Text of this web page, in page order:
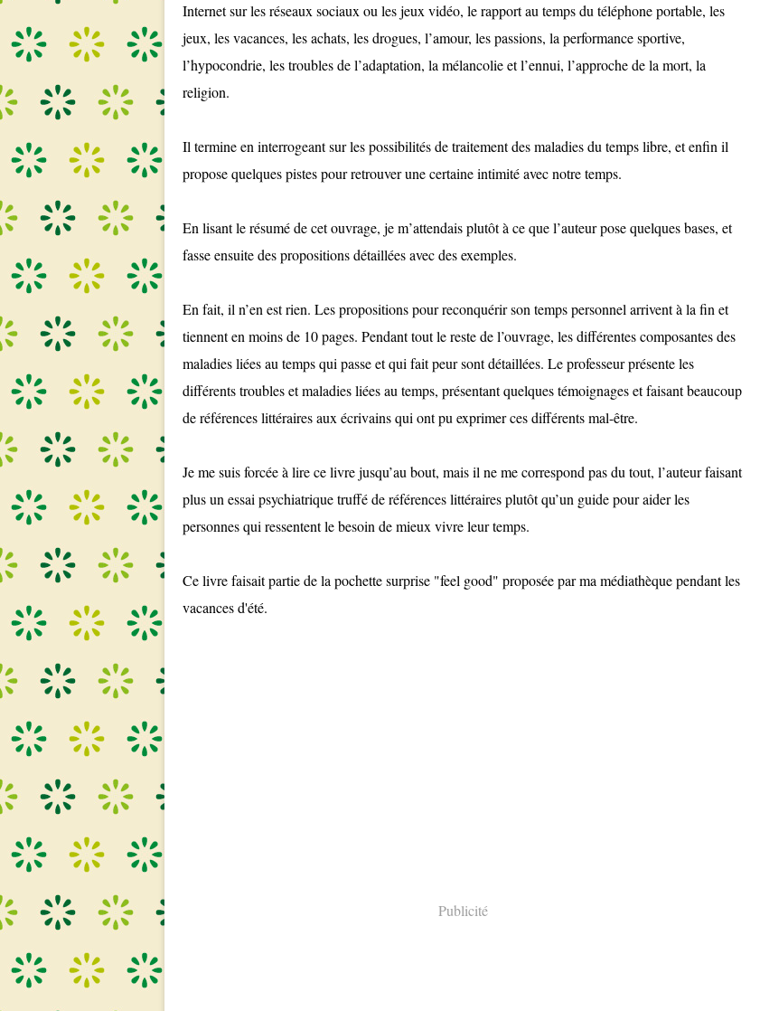
Internet sur les réseaux sociaux ou les jeux vidéo, le rapport au temps du téléphone portable, les
jeux, les vacances, les achats, les drogues, l’amour, les passions, la performance sportive,
l’hypocondrie, les troubles de l’adaptation, la mélancolie et l’ennui, l’approche de la mort, la
religion.
Il termine en interrogeant sur les possibilités de traitement des maladies du temps libre, et enfin il
propose quelques pistes pour retrouver une certaine intimité avec notre temps.
En lisant le résumé de cet ouvrage, je m’attendais plutôt à ce que l’auteur pose quelques bases, et
fasse ensuite des propositions détaillées avec des exemples.
En fait, il n’en est rien. Les propositions pour reconquérir son temps personnel arrivent à la fin et
tiennent en moins de 10 pages. Pendant tout le reste de l’ouvrage, les différentes composantes des
maladies liées au temps qui passe et qui fait peur sont détaillées. Le professeur présente les
différents troubles et maladies liées au temps, présentant quelques témoignages et faisant beaucoup
de références littéraires aux écrivains qui ont pu exprimer ces différents mal-être.
Je me suis forcée à lire ce livre jusqu’au bout, mais il ne me correspond pas du tout, l’auteur faisant
plus un essai psychiatrique truffé de références littéraires plutôt qu’un guide pour aider les
personnes qui ressentent le besoin de mieux vivre leur temps.
Ce livre faisait partie de la pochette surprise "feel good" proposée par ma médiathèque pendant les
vacances d'été.
Publicité